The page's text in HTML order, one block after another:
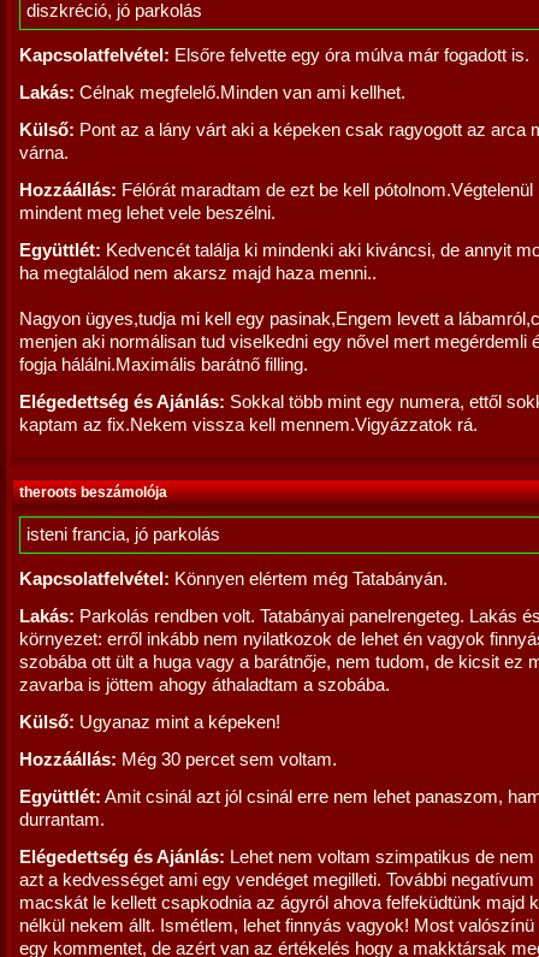
diszkréció, jó parkolás
Kapcsolatfelvétel: Elsőre felvette egy óra múlva már fogadott is.
Lakás: Célnak megfelelő.Minden van ami kellhet.
Külső: Pont az a lány várt aki a képeken csak ragyogott az arca
várna.
Hozzáállás: Félórát maradtam de ezt be kell
mindent meg lehet vele beszélni.
Együttlét: Kedvencét találja ki mindenki aki kiváncsi, de annyit
ha megtalálod nem akarsz majd haza menni..
Nagyon ügyes,tudja mi kell egy pasinak,Engem levett a
menjen aki normálisan tud viselkedni egy nővel mert megérdemli
fogja hálálni.Maximális barátnő filling.
Elégedettség és Ajánlás: Sokkal több mint egy numera, ettől
kaptam az fix.Nekem vissza kell mennem.Vigyázzatok rá.
theroots beszámolója
isteni francia, jó parkolás
Kapcsolatfelvétel: Könnyen elértem még Tatabányán.
Lakás: Parkolás rendben volt. Tatabányai panelrengeteg. Lakás
környezet: erről inkább nem nyilatkozok de lehet én vagyok
szobába ott ült a huga vagy a barátnője, nem tudom, de kicsit ez
zavarba is jöttem ahogy áthaladtam a szobába.
Külső: Ugyanaz mint a képeken!
Hozzáállás: Még 30 percet sem voltam.
Együttlét: Amit csinál azt jól csinál erre nem lehet panaszom,
durrantam.
Elégedettség és Ajánlás: Lehet nem voltam szimpatikus de
azt a kedvességet ami egy vendéget megilleti. További negatívum
macskát le kellett csapkodnia az ágyról ahova felfeküdtünk majd
nélkül nekem állt. Ismétlem, lehet finnyás vagyok! Most valószínü
egy kommentet, de azért van az értékelés hogy a makktársak